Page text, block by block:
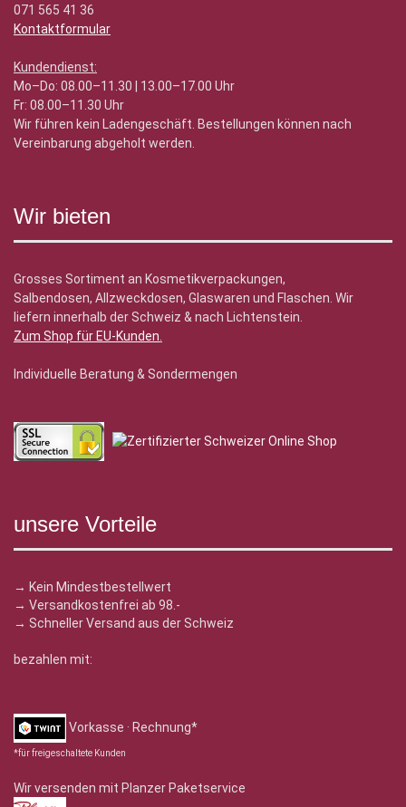
071 565 41 36
Kontaktformular
Kundendienst:
Mo–Do: 08.00–11.30 | 13.00–17.00 Uhr
Fr: 08.00–11.30 Uhr
Wir führen kein Ladengeschäft. Bestellungen können nach
Vereinbarung abgeholt werden.
Wir bieten
Grosses Sortiment an Kosmetikverpackungen,
Salbendosen, Allzweckdosen, Glaswaren und Flaschen. Wir
liefern innerhalb der Schweiz & nach Lichtenstein.
Zum Shop für EU-Kunden.
Individuelle Beratung & Sondermengen
unsere Vorteile
→ Kein Mindestbestellwert
→ Versandkostenfrei ab 98.-
→ Schneller Versand aus der Schweiz
bezahlen mit:
Vorkasse · Rechnung*
*für freigeschaltete Kunden
Wir versenden mit Planzer Paketservice